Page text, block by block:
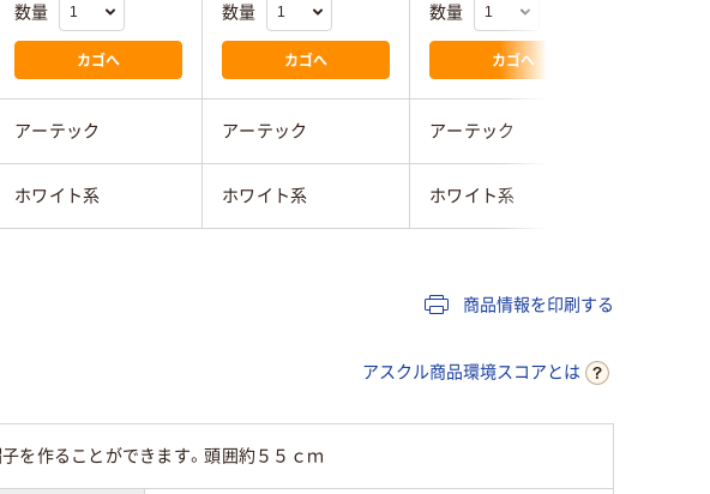
数量
カゴへ
数量
カゴへ
数量
カゴへ
アーテック アーテック アーテック
ホワイト系 ホワイト系 ホワイト系
商品情報を印刷する
アスクル商品環境スコアとは
を作ることができます。頭囲約５５ｃｍ